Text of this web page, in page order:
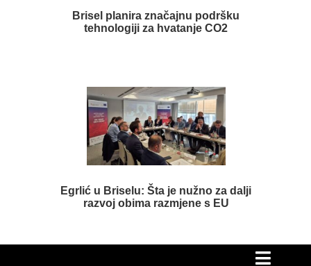
Brisel planira značajnu podršku
tehnologiji za hvatanje CO2
Egrlić u Briselu: Šta je nužno za dalji
razvoj obima razmjene s EU